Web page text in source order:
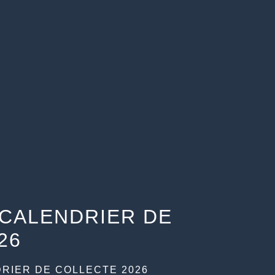
DE
DE COLLECTE 2026